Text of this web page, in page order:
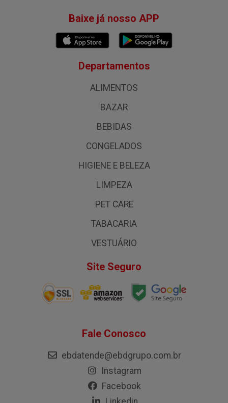
Baixe já nosso APP
Departamentos
ALIMENTOS
BAZAR
BEBIDAS
CONGELADOS
HIGIENE E BELEZA
LIMPEZA
PET CARE
TABACARIA
VESTUÁRIO
Site Seguro
Fale Conosco
ebdatende@ebdgrupo.com.br
Instagram
Facebook